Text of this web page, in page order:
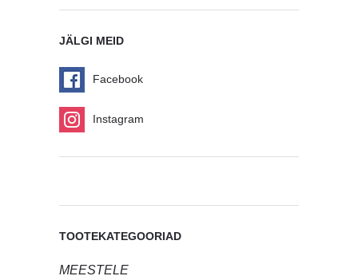
JÄLGI MEID
Facebook
Instagram
TOOTEKATEGOORIAD
MEESTELE